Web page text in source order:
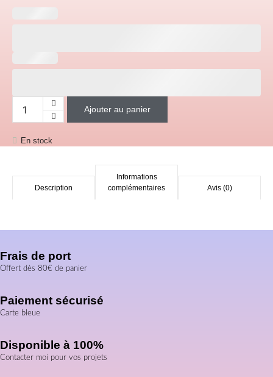
quantité de Gobelet Thermo "Harry Potter
Ajouter au panier
En stock
Description
Informations
complémentaires
Avis (0)
Frais de port
Offert dès 80€ de panier
Paiement sécurisé
Carte bleue
Disponible à 100%
Contacter moi pour vos projets